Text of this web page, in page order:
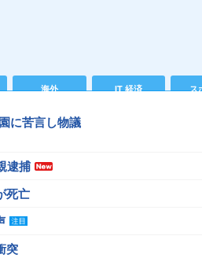
海外 IT 経済 ス
に苦言し物議
逮捕
死亡
突